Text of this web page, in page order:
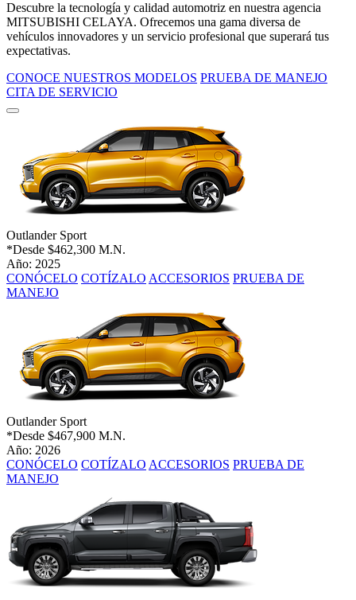
Descubre la tecnología y calidad automotriz en nuestra agencia
MITSUBISHI CELAYA. Ofrecemos una gama diversa de
vehículos innovadores y un servicio profesional que superará tus
expectativas.
CONOCE NUESTROS MODELOS PRUEBA DE MANEJO
CITA DE SERVICIO
Outlander Sport
*Desde $462,300 M.N.
Año: 2025
CONÓCELO COTÍZALO ACCESORIOS PRUEBA DE
MANEJO
Outlander Sport
*Desde $467,900 M.N.
Año: 2026
CONÓCELO COTÍZALO ACCESORIOS PRUEBA DE
MANEJO